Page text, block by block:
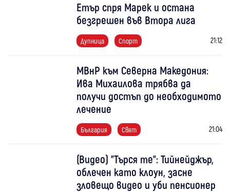
Етър спря Марек и остана
безгрешен във Втора лига
Дупница Спорт 21:12
МВнР към Северна Македония:
Ива Михаилова трябва да
получи достъп до необходимото
лечение
България Свят 21:04
(Видео) "Търся те": Тийнейджър,
облечен като клоун, засне
зловещо видео и уби пенсионер